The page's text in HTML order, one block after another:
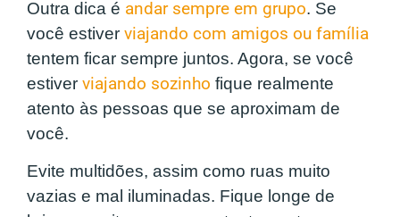
Outra dica é andar sempre em grupo. Se
você estiver viajando com amigos ou família
tentem ficar sempre juntos. Agora, se você
estiver viajando sozinho fique realmente
atento às pessoas que se aproximam de
você.
Evite multidões, assim como ruas muito
vazias e mal iluminadas. Fique longe de